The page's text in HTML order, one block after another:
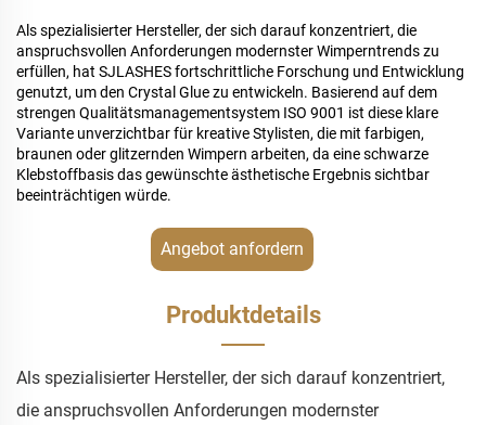
Als spezialisierter Hersteller, der sich darauf konzentriert, die
anspruchsvollen Anforderungen modernster Wimperntrends zu
erfüllen, hat SJLASHES fortschrittliche Forschung und Entwicklung
genutzt, um den Crystal Glue zu entwickeln. Basierend auf dem
strengen Qualitätsmanagementsystem ISO 9001 ist diese klare
Variante unverzichtbar für kreative Stylisten, die mit farbigen,
braunen oder glitzernden Wimpern arbeiten, da eine schwarze
Klebstoffbasis das gewünschte ästhetische Ergebnis sichtbar
beeinträchtigen würde.
Angebot anfordern
Produktdetails
Als spezialisierter Hersteller, der sich darauf konzentriert,
die anspruchsvollen Anforderungen modernster